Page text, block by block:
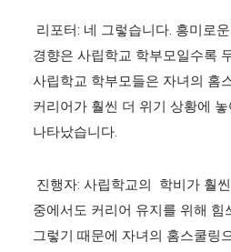
리포터: 네 그렇습니다. 흥미로
경향은 사립학교 학부모일수록
사립학교 학부모들은 자녀의 홈
커리어가 훨씬 더 위기 상황에
나타났습니다.
진행자: 사립학교의 학비가 훨
중에서도 커리어 유지를 위해 힘
그렇기 때문에 자녀의 홈스쿨링